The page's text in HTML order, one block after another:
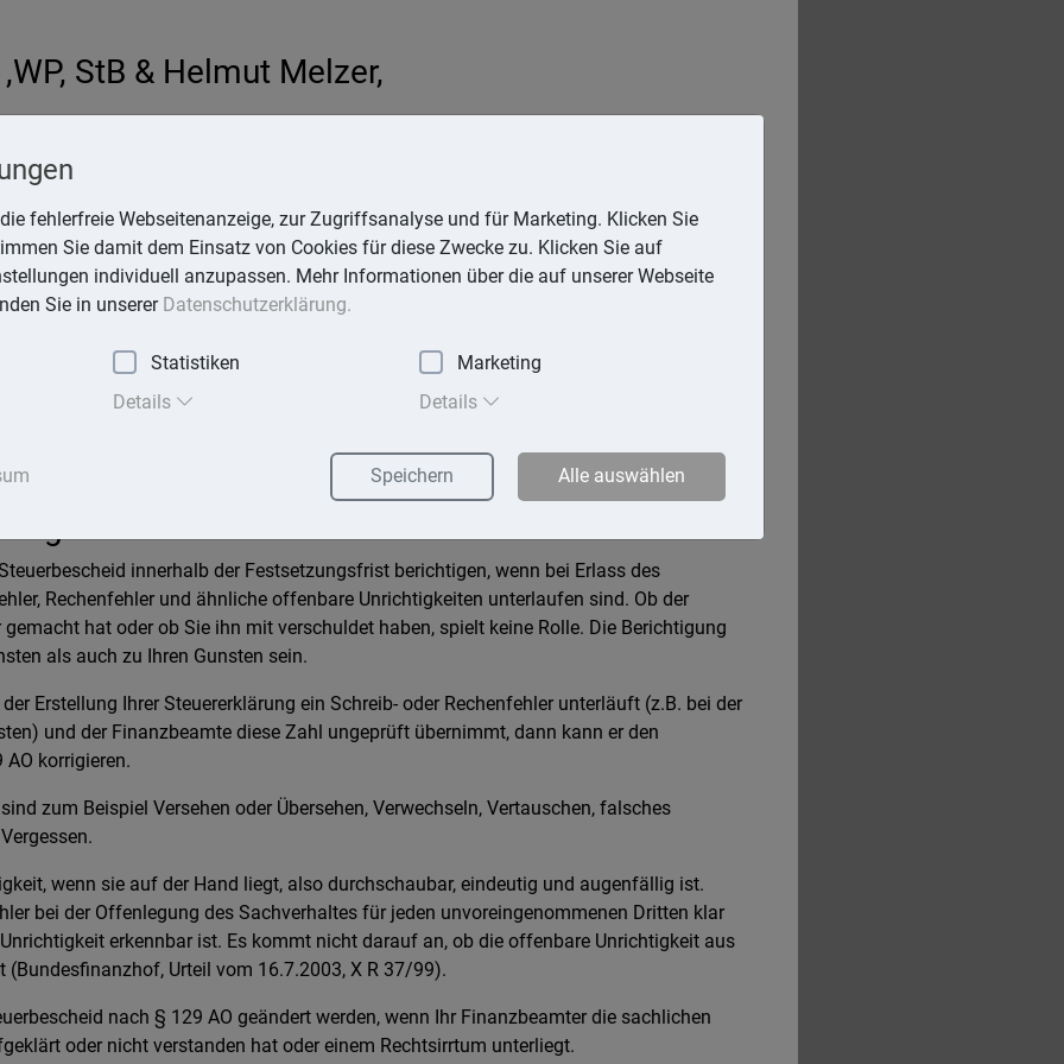
StB & Helmut Melzer,
online.de
innerhalb der Festsetzungsfrist berichtigen, wenn bei Erlass des
Rechenfehler und ähnliche offenbare Unrichtigkeiten unterlaufen sind. Ob der
hat oder ob Sie ihn mit verschuldet haben, spielt keine Rolle. Die Berichtigung
als auch zu Ihren Gunsten sein.
Erstellung Ihrer Steuererklärung ein Schreib- oder Rechenfehler unterläuft (z.B. bei der
und der Finanzbeamte diese Zahl ungeprüft übernimmt, dann kann er den
korrigieren.
zum Beispiel Versehen oder Übersehen, Verwechseln, Vertauschen, falsches
wenn sie auf der Hand liegt, also durchschaubar, eindeutig und augenfällig ist.
bei der Offenlegung des Sachverhaltes für jeden unvoreingenommenen Dritten klar
erkennbar ist. Es kommt nicht darauf an, ob die offenbare Unrichtigkeit aus
(Bundesfinanzhof, Urteil vom 16.7.2003, X R 37/99).
nach § 129 AO geändert werden, wenn Ihr Finanzbeamter die sachlichen
oder nicht verstanden hat oder einem Rechtsirrtum unterliegt.
fehlerfreie Webseitenanzeige, zur Zugriffsanalyse und für Marketing. Klicken Sie
Sie damit dem Einsatz von Cookies für diese Zwecke zu. Klicken Sie auf
individuell anzupassen. Mehr Informationen über die auf unserer Webseite
Sie in unserer Datenschutzerklärung.
Statistiken
Marketing
Details Details
Speichern Alle auswählen